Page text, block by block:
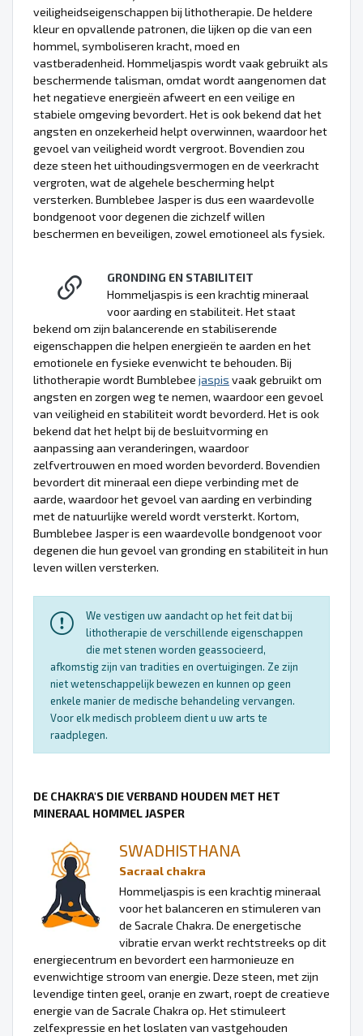
veiligheidseigenschappen bij lithotherapie. De heldere
kleur en opvallende patronen, die lijken op die van een
hommel, symboliseren kracht, moed en
vastberadenheid. Hommeljaspis wordt vaak gebruikt als
beschermende talisman, omdat wordt aangenomen dat
het negatieve energieën afweert en een veilige en
stabiele omgeving bevordert. Het is ook bekend dat het
angsten en onzekerheid helpt overwinnen, waardoor het
gevoel van veiligheid wordt vergroot. Bovendien zou
deze steen het uithoudingsvermogen en de veerkracht
vergroten, wat de algehele bescherming helpt
versterken. Bumblebee Jasper is dus een waardevolle
bondgenoot voor degenen die zichzelf willen
beschermen en beveiligen, zowel emotioneel als fysiek.
GRONDING EN STABILITEIT
Hommeljaspis is een krachtig mineraal
voor aarding en stabiliteit. Het staat
bekend om zijn balancerende en stabiliserende
eigenschappen die helpen energieën te aarden en het
emotionele en fysieke evenwicht te behouden. Bij
lithotherapie wordt Bumblebee jaspis vaak gebruikt om
angsten en zorgen weg te nemen, waardoor een gevoel
van veiligheid en stabiliteit wordt bevorderd. Het is ook
bekend dat het helpt bij de besluitvorming en
aanpassing aan veranderingen, waardoor
zelfvertrouwen en moed worden bevorderd. Bovendien
bevordert dit mineraal een diepe verbinding met de
aarde, waardoor het gevoel van aarding en verbinding
met de natuurlijke wereld wordt versterkt. Kortom,
Bumblebee Jasper is een waardevolle bondgenoot voor
degenen die hun gevoel van gronding en stabiliteit in hun
leven willen versterken.
We vestigen uw aandacht op het feit dat bij
lithotherapie de verschillende eigenschappen
die met stenen worden geassocieerd,
afkomstig zijn van tradities en overtuigingen. Ze zijn
niet wetenschappelijk bewezen en kunnen op geen
enkele manier de medische behandeling vervangen.
Voor elk medisch probleem dient u uw arts te
raadplegen.
DE CHAKRA'S DIE VERBAND HOUDEN MET HET
MINERAAL HOMMEL JASPER
SWADHISTHANA
Sacraal chakra
Hommeljaspis is een krachtig mineraal
voor het balanceren en stimuleren van
de Sacrale Chakra. De energetische
vibratie ervan werkt rechtstreeks op dit
energiecentrum en bevordert een harmonieuze en
evenwichtige stroom van energie. Deze steen, met zijn
levendige tinten geel, oranje en zwart, roept de creatieve
energie van de Sacrale Chakra op. Het stimuleert
zelfexpressie en het loslaten van vastgehouden